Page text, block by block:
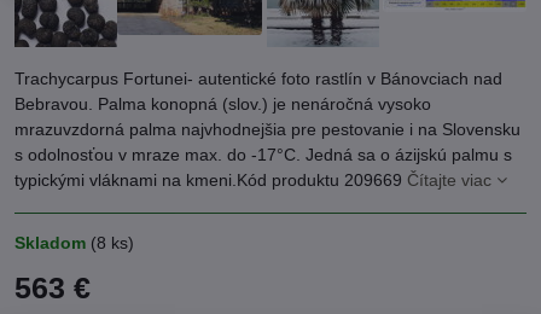
Trachycarpus Fortunei- autentické foto rastlín v Bánovciach nad
Bebravou. Palma konopná (slov.) je nenáročná vysoko
mrazuvzdorná palma najvhodnejšia pre pestovanie i na Slovensku
s odolnosťou v mraze max. do -17°C. Jedná sa o ázijskú palmu s
typickými vláknami na kmeni.Kód produktu 209669 Čítajte viac
Skladom (8 ks)
563 €